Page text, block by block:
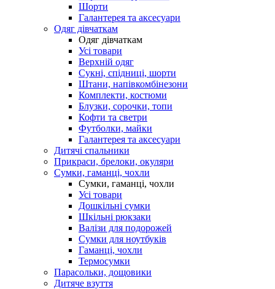
Шорти
Галантерея та аксесуари
Одяг дівчаткам
Одяг дівчаткам
Усі товари
Верхній одяг
Сукні, спідниці, шорти
Штани, напівкомбінезони
Комплекти, костюми
Блузки, сорочки, топи
Кофти та светри
Футболки, майки
Галантерея та аксесуари
Дитячі спальники
Прикраси, брелоки, окуляри
Сумки, гаманці, чохли
Сумки, гаманці, чохли
Усі товари
Дошкільні сумки
Шкільні рюкзаки
Валізи для подорожей
Сумки для ноутбуків
Гаманці, чохли
Термосумки
Парасольки, дощовики
Дитяче взуття